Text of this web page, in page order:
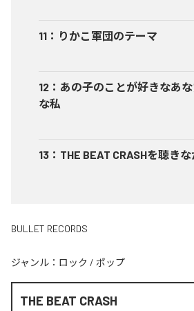
11 ： りかこ軍団のテーマ
12 ： あの子のことが好きなあ
な私
13 ： THE BEAT CRASHを聴きな
BULLET RECORDS
ジャンル： ロック / ポップ
THE BEAT CRASH